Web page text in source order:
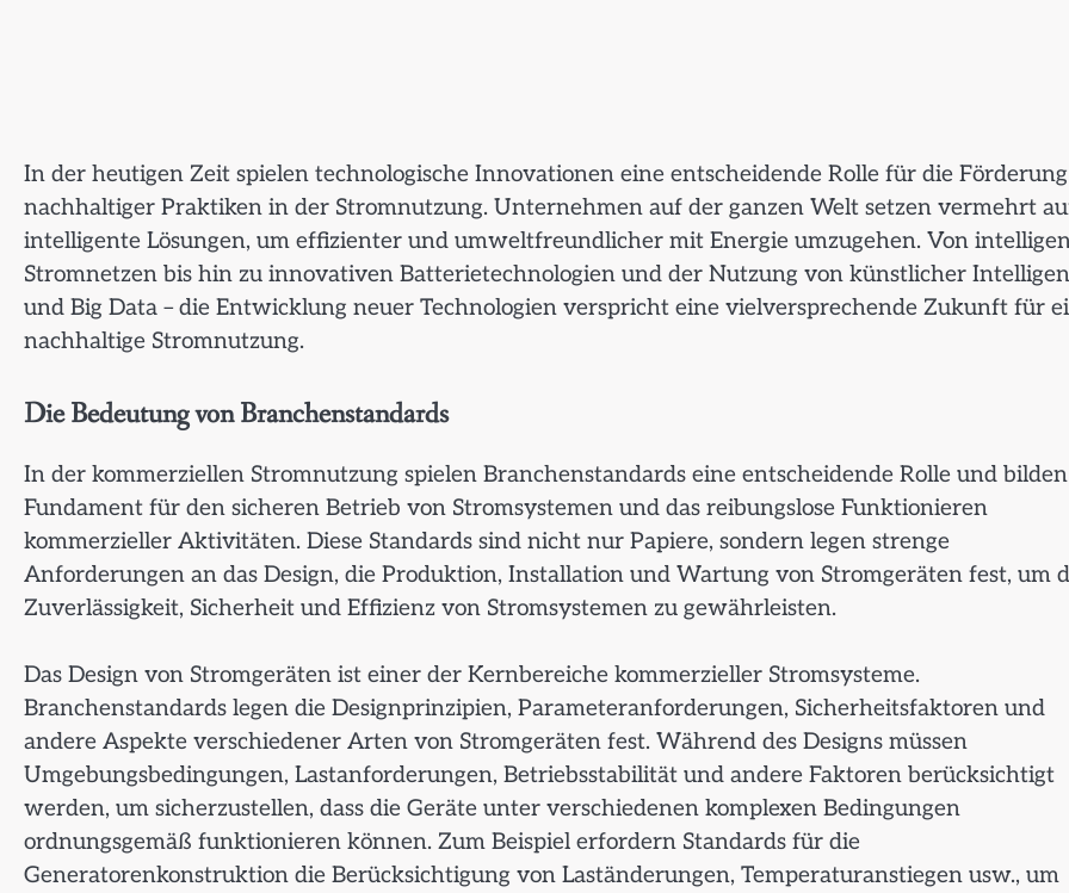
In der heutigen Zeit spielen technologische Innovationen eine entscheidende Rolle für die Förderung
nachhaltiger Praktiken in der Stromnutzung. Unternehmen auf der ganzen Welt setzen vermehrt
intelligente Lösungen, um effizienter und umweltfreundlicher mit Energie umzugehen. Von
Stromnetzen bis hin zu innovativen Batterietechnologien und der Nutzung von künstlicher
und Big Data – die Entwicklung neuer Technologien verspricht eine vielversprechende Zukunft für
nachhaltige Stromnutzung.
Die Bedeutung von Branchenstandards
In der kommerziellen Stromnutzung spielen Branchenstandards eine entscheidende Rolle und
Fundament für den sicheren Betrieb von Stromsystemen und das reibungslose Funktionieren
kommerzieller Aktivitäten. Diese Standards sind nicht nur Papiere, sondern legen strenge
Anforderungen an das Design, die Produktion, Installation und Wartung von Stromgeräten fest, um
Zuverlässigkeit, Sicherheit und Effizienz von Stromsystemen zu gewährleisten.
Das Design von Stromgeräten ist einer der Kernbereiche kommerzieller Stromsysteme.
Branchenstandards legen die Designprinzipien, Parameteranforderungen, Sicherheitsfaktoren und
andere Aspekte verschiedener Arten von Stromgeräten fest. Während des Designs müssen
Umgebungsbedingungen, Lastanforderungen, Betriebsstabilität und andere Faktoren berücksichtigt
werden, um sicherzustellen, dass die Geräte unter verschiedenen komplexen Bedingungen
ordnungsgemäß funktionieren können. Zum Beispiel erfordern Standards für die
Generatorenkonstruktion die Berücksichtigung von Laständerungen, Temperaturanstiegen usw., um